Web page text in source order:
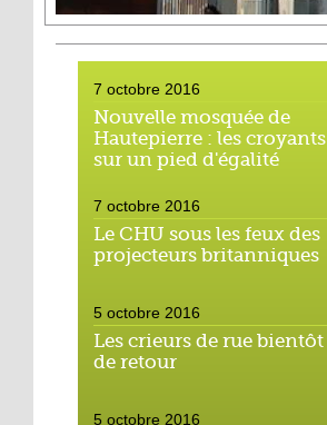
7 octobre 2016
Nouvelle mosquée de
Hautepierre : les croyants
sur un pied d'égalité
7 octobre 2016
Le CHU sous les feux des
projecteurs britanniques
5 octobre 2016
Les crieurs de rue bientôt
de retour
5 octobre 2016